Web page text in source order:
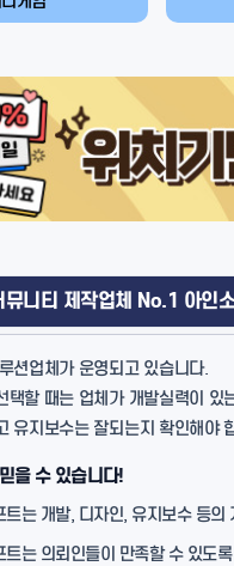
뮤니티 제작업체 No.1 아인
션업체가 운영되고 있습니다.
택할 때는 업체가 개발실력이 있
유지보수는 잘되는지 확인해야
을 수 있습니다!
트는 개발, 디자인, 유지보수 등의
트는 의뢰인들이 만족할 수 있도